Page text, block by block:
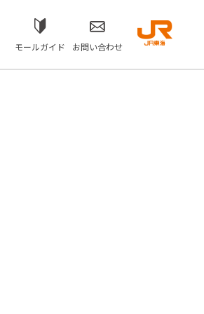
モールガイド お問い合わせ